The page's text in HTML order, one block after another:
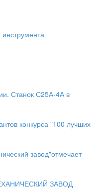
Станок С25А-4А в
конкурса "100 лучших
завод"отмечает
ЗАВОД